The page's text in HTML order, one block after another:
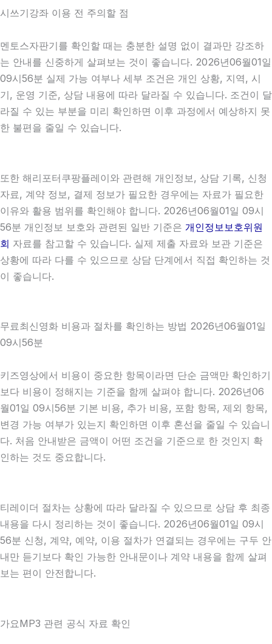
시쓰기강좌 이용 전 주의할 점
멘토스자판기를 확인할 때는 충분한 설명 없이 결과만 강조하
는 안내를 신중하게 살펴보는 것이 좋습니다. 2026년06월01일
09시56분 실제 가능 여부나 세부 조건은 개인 상황, 지역, 시
기, 운영 기준, 상담 내용에 따라 달라질 수 있습니다. 조건이 달
라질 수 있는 부분을 미리 확인하면 이후 과정에서 예상하지 못
한 불편을 줄일 수 있습니다.
또한 해리포터쿠팡플레이와 관련해 개인정보, 상담 기록, 신청
자료, 계약 정보, 결제 정보가 필요한 경우에는 자료가 필요한
이유와 활용 범위를 확인해야 합니다. 2026년06월01일 09시
56분 개인정보 보호와 관련된 일반 기준은 개인정보보호위원
회 자료를 참고할 수 있습니다. 실제 제출 자료와 보관 기준은
상황에 따라 다를 수 있으므로 상담 단계에서 직접 확인하는 것
이 좋습니다.
무료최신영화 비용과 절차를 확인하는 방법 2026년06월01일
09시56분
키즈영상에서 비용이 중요한 항목이라면 단순 금액만 확인하기
보다 비용이 정해지는 기준을 함께 살펴야 합니다. 2026년06
월01일 09시56분 기본 비용, 추가 비용, 포함 항목, 제외 항목,
변경 가능 여부가 있는지 확인하면 이후 혼선을 줄일 수 있습니
다. 처음 안내받은 금액이 어떤 조건을 기준으로 한 것인지 확
인하는 것도 중요합니다.
티레이더 절차는 상황에 따라 달라질 수 있으므로 상담 후 최종
내용을 다시 정리하는 것이 좋습니다. 2026년06월01일 09시
56분 신청, 계약, 예약, 이용 절차가 연결되는 경우에는 구두 안
내만 듣기보다 확인 가능한 안내문이나 계약 내용을 함께 살펴
보는 편이 안전합니다.
가요MP3 관련 공식 자료 확인